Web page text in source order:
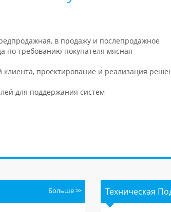
в продажу и послепродажное
по требованию покупателя мясная
клиента, проектирование и реализация
для поддержания систем
Больше>> Техническая